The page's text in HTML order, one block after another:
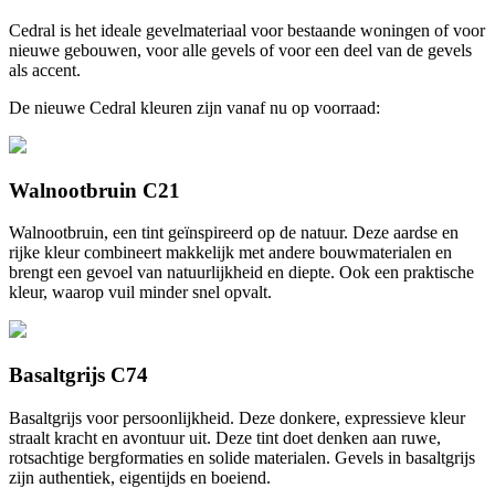
Cedral is het ideale gevelmateriaal voor bestaande woningen of voor
nieuwe gebouwen, voor alle gevels of voor een deel van de gevels
als accent.
De nieuwe Cedral kleuren zijn vanaf nu op voorraad:
Walnootbruin C21
Walnootbruin, een tint geïnspireerd op de natuur. Deze aardse en
rijke kleur combineert makkelijk met andere bouwmaterialen en
brengt een gevoel van natuurlijkheid en diepte. Ook een praktische
kleur, waarop vuil minder snel opvalt.
Basaltgrijs C74
Basaltgrijs voor persoonlijkheid. Deze donkere, expressieve kleur
straalt kracht en avontuur uit. Deze tint doet denken aan ruwe,
rotsachtige bergformaties en solide materialen. Gevels in basaltgrijs
zijn authentiek, eigentijds en boeiend.